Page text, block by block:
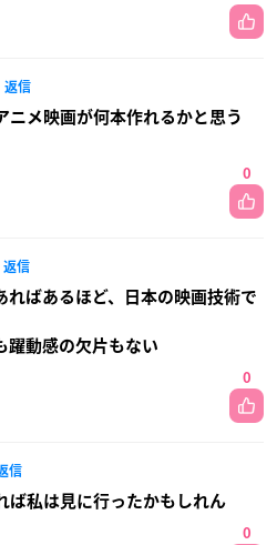
返信
ニメ映画が何本作れるかと思う
0
返信
ればあるほど、日本の映画技術で
躍動感の欠片もない
0
信
ば私は見に行ったかもしれん
0